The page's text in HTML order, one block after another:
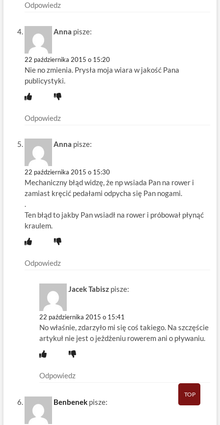
Odpowiedz
Anna pisze:
22 października 2015 o 15:20
Nie no zmienia. Prysła moja wiara w jakość Pana
publicystyki.
Odpowiedz
Anna pisze:
22 października 2015 o 15:30
Mechaniczny błąd widzę, że np wsiada Pan na rower i
zamiast kręcić pedałami odpycha się Pan nogami.
.
Ten błąd to jakby Pan wsiadł na rower i próbował płynąć
kraulem.
Odpowiedz
Jacek Tabisz pisze:
22 października 2015 o 15:41
No właśnie, zdarzyło mi się coś takiego. Na szczęście
artykuł nie jest o jeżdżeniu rowerem ani o pływaniu.
Odpowiedz
Benbenek pisze:
TOP